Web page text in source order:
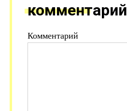
комментарий
Комментарий